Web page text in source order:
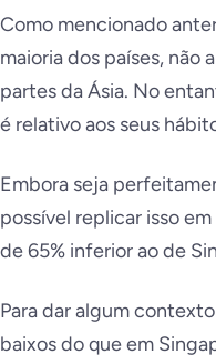
Como mencionado
maioria dos países, não
partes da Ásia. No
é relativo aos seus
Embora seja
possível replicar isso
de 65% inferior ao de
Para dar algum
baixos do que em